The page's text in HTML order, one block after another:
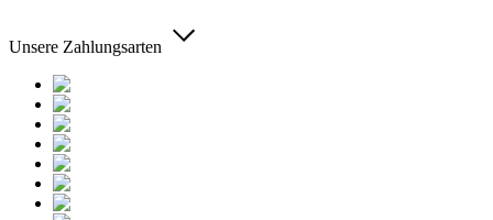
Unsere Zahlungsarten